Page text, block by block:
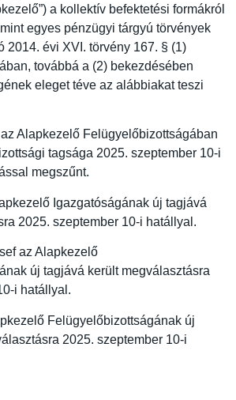
a kollektív befektetési formákról
egyes pénzügyi tárgyú törvények
2014. évi XVI. törvény 167. § (1)
továbbá a (2) bekezdésében
eleget téve az alábbiakat teszi
Alapkezelő Felügyelőbizottságában
tagsága 2025. szeptember 10-i
megszűnt.
Igazgatóságának új tagjává
2025. szeptember 10-i hatállyal.
az Alapkezelő
új tagjává került megválasztásra
i hatállyal.
Felügyelőbizottságának új
2025. szeptember 10-i